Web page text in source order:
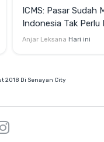
ICMS: Pasar Sudah
Indonesia Tak Perlu
Satu Teknologi
Anjar Leksana Hari ini
2018 Di Senayan City